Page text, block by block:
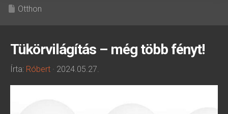
Otthon
Tükörvilágítás – még több fényt!
Írta: Róbert · 2024.05.27.